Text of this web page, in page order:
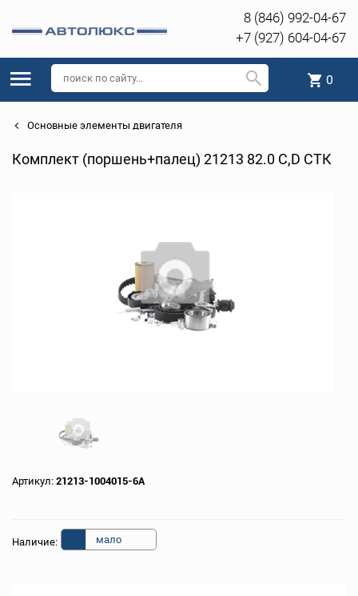
8 (846) 992-04-67
+7 (927) 604-04-67
0
Основные элементы двигателя
Комплект (поршень+палец) 21213 82.0 C,D СТК
Артикул: 21213-1004015-6А
Наличие: мало